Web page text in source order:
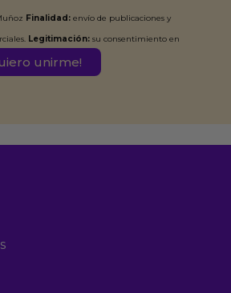
Finalidad: envío de publicaciones y
Legitimación: su consentimiento en
Ferran Roig Muñoz. Podrás ejercer tus